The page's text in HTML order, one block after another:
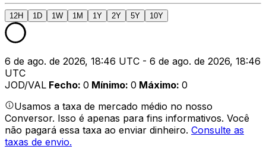
12H 1D 1W 1M 1Y 2Y 5Y 10Y
6 de ago. de 2026, 18:46 UTC - 6 de ago. de 2026, 18:46
UTC
JOD/VAL Fecho: 0 Mínimo: 0 Máximo: 0
Usamos a taxa de mercado médio no nosso
Conversor. Isso é apenas para fins informativos. Você
não pagará essa taxa ao enviar dinheiro. Consulte as
taxas de envio.